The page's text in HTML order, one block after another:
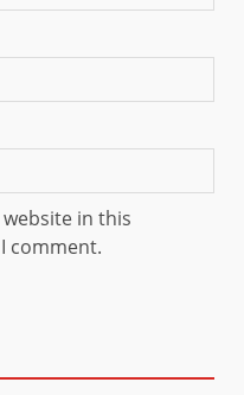
in this
comment.